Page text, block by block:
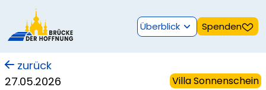
Spenden
Überblick
zurück
27.05.2026
Villa Sonnenschein